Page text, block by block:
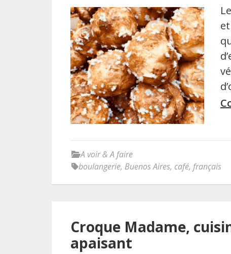
A voir & A faire
boulangerie, Buenos Aires, café, français
Croque Madame,
apaisant